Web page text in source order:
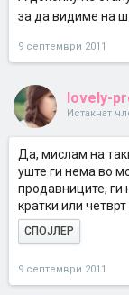
за да видиме на
9 септември 2011
lovely-
Истакнат
Да, мислам на
уште ги нема во
продавниците,
кратки или
СПОЈЛЕР
9 септември 2011